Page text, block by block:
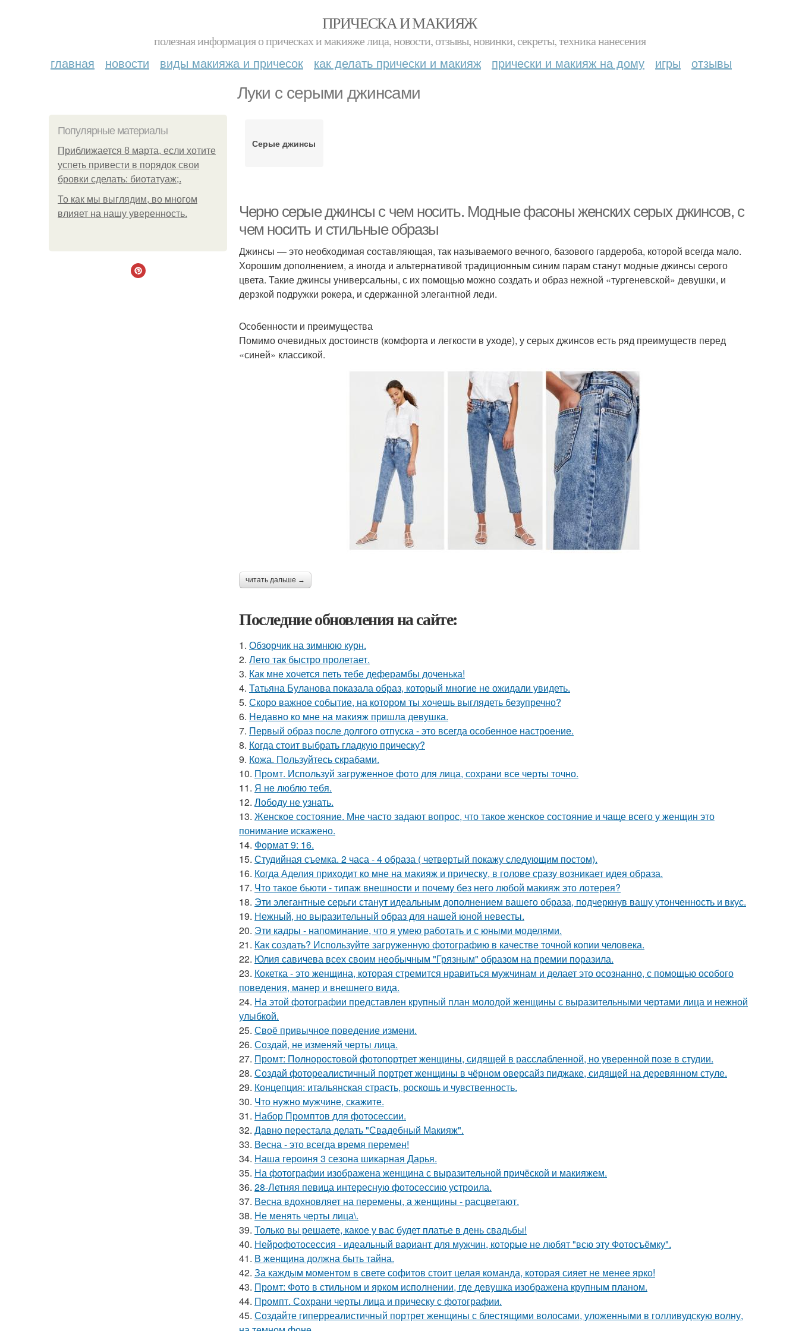
ПРИЧЕСКА И МАКИЯЖ
полезная информация о прическах и макияже лица, новости, отзывы, новинки, секреты, техника нанесения
главная новости виды макияжа и причесок как делать прически и макияж прически и макияж на дому игры отзывы
Луки с серыми джинсами
Популярные материалы
Приближается 8 марта, если хотите
успеть привести в порядок свои
бровки сделать: биотатуаж;.
То как мы выглядим, во многом
влияет на нашу уверенность.
Серые джинсы
Черно серые джинсы с чем носить. Модные фасоны женских серых джинсов, с
чем носить и стильные образы
Джинсы — это необходимая составляющая, так называемого вечного, базового гардероба, которой всегда мало.
Хорошим дополнением, а иногда и альтернативой традиционным синим парам станут модные джинсы серого
цвета. Такие джинсы универсальны, с их помощью можно создать и образ нежной «тургеневской» девушки, и
дерзкой подружки рокера, и сдержанной элегантной леди.
Особенности и преимущества
Помимо очевидных достоинств (комфорта и легкости в уходе), у серых джинсов есть ряд преимуществ перед
«синей» классикой.
читать дальше →
Последние обновления на сайте:
1. Обзорчик на зимнюю курн.
2. Лето так быстро пролетает.
3. Как мне хочется петь тебе деферамбы доченька!
4. Татьяна Буланова показала образ, который многие не ожидали увидеть.
5. Скоро важное событие, на котором ты хочешь выглядеть безупречно?
6. Недавно ко мне на макияж пришла девушка.
7. Первый образ после долгого отпуска - это всегда особенное настроение.
8. Когда стоит выбрать гладкую прическу?
9. Кожа. Пользуйтесь скрабами.
10. Промт. Используй загруженное фото для лица, сохрани все черты точно.
11. Я не люблю тебя.
12. Лободу не узнать.
13. Женское состояние. Мне часто задают вопрос, что такое женское состояние и чаще всего у женщин это
понимание искажено.
14. Формат 9: 16.
15. Студийная съемка. 2 часа - 4 образа ( четвертый покажу следующим постом).
16. Когда Аделия приходит ко мне на макияж и прическу, в голове сразу возникает идея образа.
17. Что такое бьюти - типаж внешности и почему без него любой макияж это лотерея?
18. Эти элегантные серьги станут идеальным дополнением вашего образа, подчеркнув вашу утонченность и вкус.
19. Нежный, но выразительный образ для нашей юной невесты.
20. Эти кадры - напоминание, что я умею работать и с юными моделями.
21. Как создать? Используйте загруженную фотографию в качестве точной копии человека.
22. Юлия савичева всех своим необычным "Грязным" образом на премии поразила.
23. Кокетка - это женщина, которая стремится нравиться мужчинам и делает это осознанно, с помощью особого
поведения, манер и внешнего вида.
24. На этой фотографии представлен крупный план молодой женщины с выразительными чертами лица и нежной
улыбкой.
25. Своё привычное поведение измени.
26. Создай, не изменяй черты лица.
27. Промт: Полноростовой фотопортрет женщины, сидящей в расслабленной, но уверенной позе в студии.
28. Создай фотореалистичный портрет женщины в чёрном оверсайз пиджаке, сидящей на деревянном стуле.
29. Концепция: итальянская страсть, роскошь и чувственность.
30. Что нужно мужчине, скажите.
31. Набор Промптов для фотосессии.
32. Давно перестала делать "Свадебный Макияж".
33. Весна - это всегда время перемен!
34. Наша героиня 3 сезона шикарная Дарья.
35. На фотографии изображена женщина с выразительной причёской и макияжем.
36. 28-Летняя певица интересную фотосессию устроила.
37. Весна вдохновляет на перемены, а женщины - расцветают.
38. Не менять черты лица\.
39. Только вы решаете, какое у вас будет платье в день свадьбы!
40. Нейрофотосессия - идеальный вариант для мужчин, которые не любят "всю эту Фотосъёмку".
41. В женщина должна быть тайна.
42. За каждым моментом в свете софитов стоит целая команда, которая сияет не менее ярко!
43. Промт: Фото в стильном и ярком исполнении, где девушка изображена крупным планом.
44. Промпт. Сохрани черты лица и прическу с фотографии.
45. Создайте гиперреалистичный портрет женщины с блестящими волосами, уложенными в голливудскую волну,